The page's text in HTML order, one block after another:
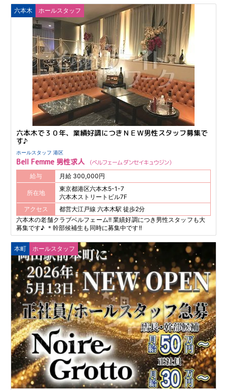
六本木 ホールスタッフ
六本木で３０年、業績好調につきＮＥＷ男性スタッフ募集で
す♪
ホールスタッフ 港区
Bell Femme 男性求人 ベルフェーム ダンセイキュウジン
給与 月給 300,000円
所在地
東京都港区六本木5-1-7
六本木ストリートビル7F
アクセス
都営大江戸線 六本木駅 徒歩2分
六本木の老舗クラブベルフェーム!! 業績好調につき男性スタッフも大
募集です♪ ＊幹部候補生も同時に募集中です!!
本町 ホールスタッフ